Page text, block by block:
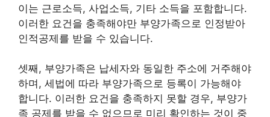
이는 근로소득, 사업소득, 기타 소득을 포함합니다.
이러한 요건을 충족해야만 부양가족으로 인정받아
인적공제를 받을 수 있습니다.
셋째, 부양가족은 납세자와 동일한 주소에 거주해야
하며, 세법에 따라 부양가족으로 등록이 가능해야
합니다. 이러한 요건을 충족하지 못할 경우, 부양가
족 공제를 받을 수 없으므로 미리 확인하는 것이 중